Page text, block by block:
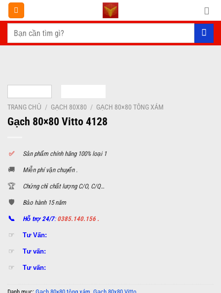
Chuyển
đến
dung
Tìm
kiếm:
TRANG CHỦ / GẠCH 80X80 / GẠCH 80×80 TÔNG XÁM
Gạch 80×80 Vitto 4128
✅ Sản phẩm chính hãng 100% loại 1
🚚 Miễn phí vận chuyển .
🏆 Chứng chỉ chất lượng C/O, C/Q…
🛡️ Bảo hành 15 năm
📞 Hỗ trợ 24/7: 0385.140.156 .
☞ Tư Vấn:
☞ Tư vấn:
☞ Tư vấn: